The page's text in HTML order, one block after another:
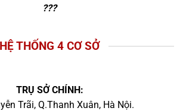
???
HỆ THỐNG 4 CƠ SỞ
TRỤ SỞ CHÍNH:
Trãi, Q.Thanh Xuân, Hà Nội.